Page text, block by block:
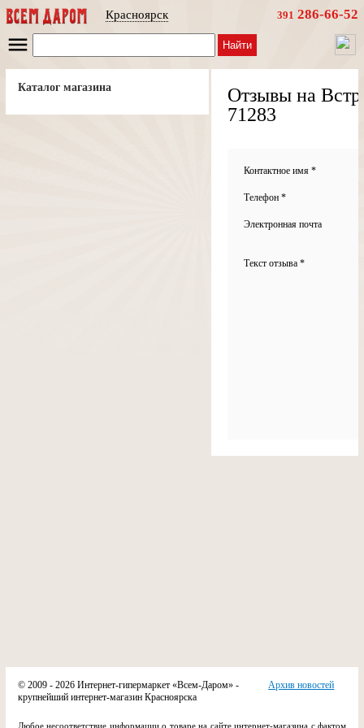
Красноярск 391 286-66-52
Найти
Каталог магазина
Отзывы на
71283
Контактное имя *
Телефон *
Электронная почта
Текст отзыва *
Архив новостей
© 2009 - 2026 Интернет-гипермаркет «Всем-Даром» -
крупнейший интернет-магазин Красноярска
Любое несоответствие информации о товаре на сайте интернет-магазина с фактом